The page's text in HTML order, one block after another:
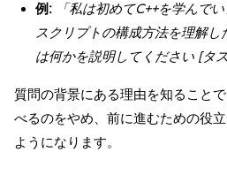
例: 「 私は初めてC++を学んで
スクリプトの構成方法を理解
は何かを説明してください [タ
質問の背景にある理由を知ること
べるのをやめ、前に進むための役
ようになります。